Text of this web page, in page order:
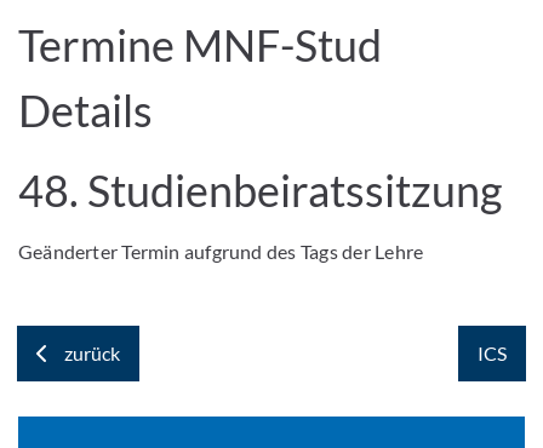
Termine MNF-Stud
Details
48. Studienbeiratssitzung
Geänderter Termin aufgrund des Tags der Lehre
zurück ICS